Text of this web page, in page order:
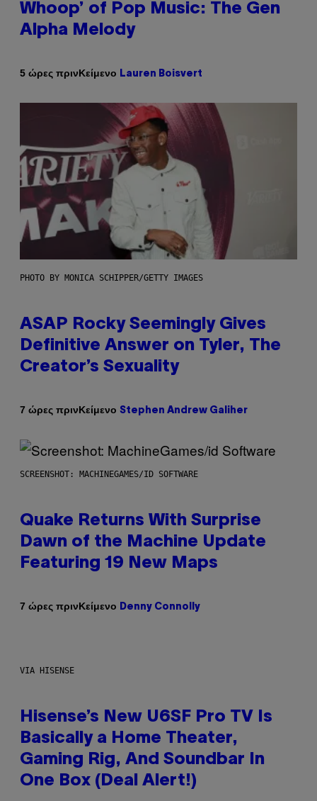
Whoop’ of Pop Music: The Gen
Alpha Melody
5 ώρες πρινΚείμενο Lauren Boisvert
PHOTO BY MONICA SCHIPPER/GETTY IMAGES
ASAP Rocky Seemingly Gives
Definitive Answer on Tyler, The
Creator’s Sexuality
7 ώρες πρινΚείμενο Stephen Andrew Galiher
SCREENSHOT: MACHINEGAMES/ID SOFTWARE
Quake Returns With Surprise
Dawn of the Machine Update
Featuring 19 New Maps
7 ώρες πρινΚείμενο Denny Connolly
VIA HISENSE
Hisense’s New U6SF Pro TV Is
Basically a Home Theater,
Gaming Rig, And Soundbar In
One Box (Deal Alert!)